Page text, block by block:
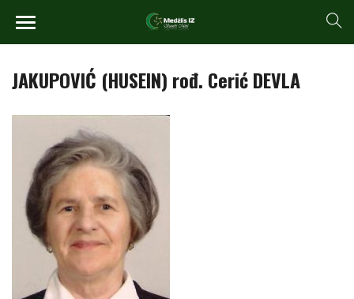
JAKUPOVIĆ (HUSEIN) rođ. Cerić DEVLA